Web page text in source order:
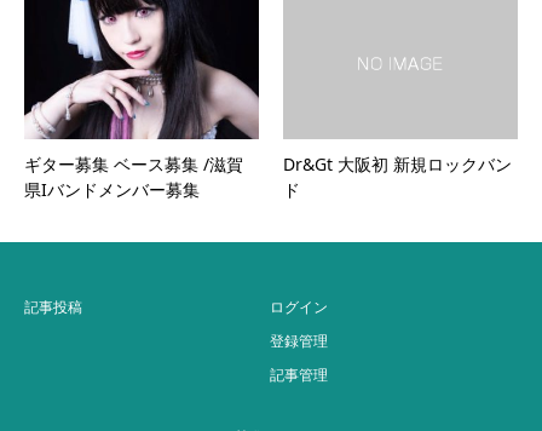
ギター募集 ベース募集 /滋賀
県Ιバンドメンバー募集
Dr&Gt 大阪初 新規ロックバン
ド
記事投稿
ログイン
登録管理
記事管理